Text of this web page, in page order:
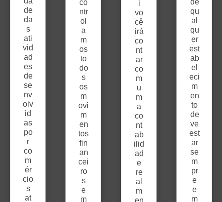
de
da
s
ati
vid
ad
es
de
se
nv
olv
id
as
po
r
co
m
ér
cio
s
at
co
ntr
ol
a
m
os
to
do
s
os
m
ovi
m
en
tos
fin
an
cei
ro
s
e
m
i
vo
cê
irá
co
nt
ar
co
m
u
m
a
co
nt
ab
ilid
ad
e
re
al
m
de
qu
al
qu
er
est
ab
el
eci
m
en
to
de
ve
est
ar
se
m
pr
e
e
m